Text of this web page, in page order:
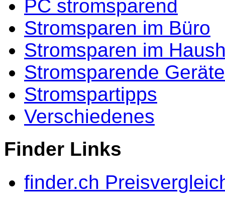
PC stromsparend
Stromsparen im Büro
Stromsparen im
Stromsparende Geräte
Stromspartipps
Verschiedenes
Finder Links
finder.ch